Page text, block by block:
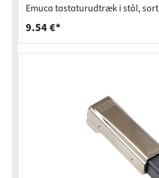
Emuca tastaturudtræk i stål, sort
9.54 €*